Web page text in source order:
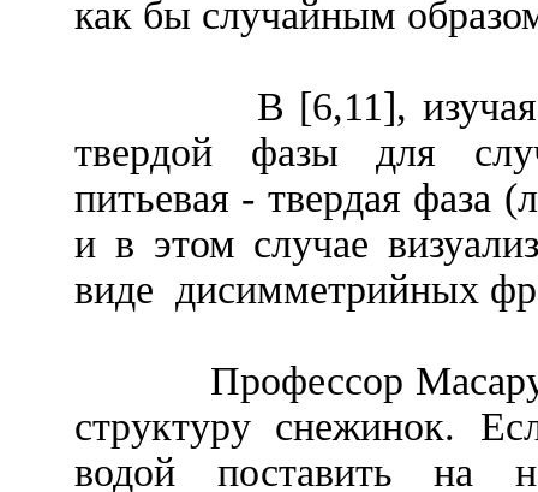
как бы случайным
В [6,11],
твердой фазы для
питьевая - твердая фаза
и в этом случае
виде дисимметрийных
Профессор
структуру снежинок.
водой поставить на